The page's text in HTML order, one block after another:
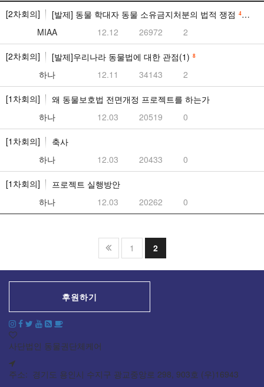
[2차회의] [발제] 동물 학대자 동물 소유금지처분의 법적 쟁점 4
MIAA 12.12 26972 2
[2차회의] [발제]우리나라 동물법에 대한 관점(1) 8
하나 12.11 34143 2
[1차회의]
왜 동물보호법 전면개정 프로젝트를 하는가
하나
12.03 20519 0
[1차회의]
축사
하나
12.03 20433 0
[1차회의]
프로젝트 실행방안
하나
12.03 20262 0
1 2
후원하기
사단법인 동물권단체케어
주소: 경기도 용인시 수지구 광교중앙로 298, 903호 (우)16943